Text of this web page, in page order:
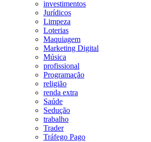
investimentos
Jurídicos
Limpeza
Loterias
Maquiagem
Marketing Digital
Música
profissional
Programação
religião
renda extra
Saúde
Sedução
trabalho
Trader
Tráfego Pago